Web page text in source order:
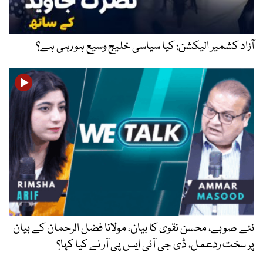
آزاد کشمیر الیکشن: کیا سیاسی خلیج وسیع ہو رہی ہے؟
نئے صوبے، محسن نقوی کا بیان، مولانا فضل الرحمان کے بیان
پر سخت ردعمل، ڈی جی آئی ایس پی آر نے کیا کہا؟